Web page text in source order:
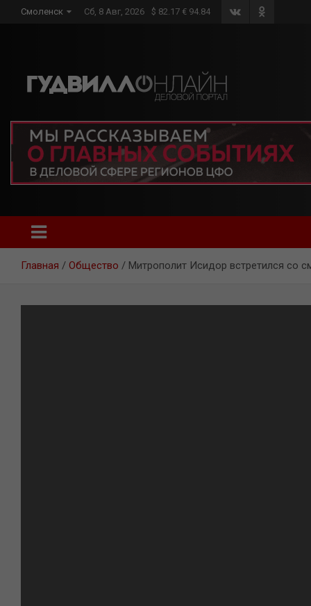
Смоленск Сб, 8 Авг, 2026 $ 82.17 € 94.84
Главная Общество Митрополит Исидор встретился со